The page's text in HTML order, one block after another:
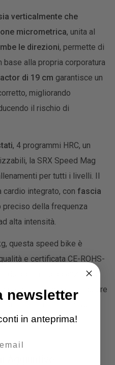
verticalmente che
micrometrica, unita al
le direzioni, permette di
alla propria corporatura
di 19 cm garantisce un
migliorando
il rischio di
, 4 programmi HRC, un
la SRX Speed Mag
per tutti i livelli. Il
cardio integrato, con fascia
preciso della frequenza
alta intensità.
questa speed bike è
e certificata CE-ROHS-
durabilità. La garanzia di 2
prodotto pensato per durare
eccellente per chi vuole
newsletter
in anteprima!